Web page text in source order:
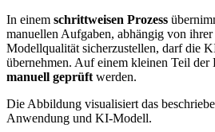
In einem schrittweisen Prozess
manuellen Aufgaben, abhängig von
Modellqualität sicherzustellen, darf die
übernehmen. Auf einem kleinen Teil der
manuell geprüft werden.
Die Abbildung visualisiert das
Anwendung und KI-Modell.